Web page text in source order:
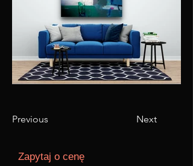
Previous Next
Zapytaj o cenę